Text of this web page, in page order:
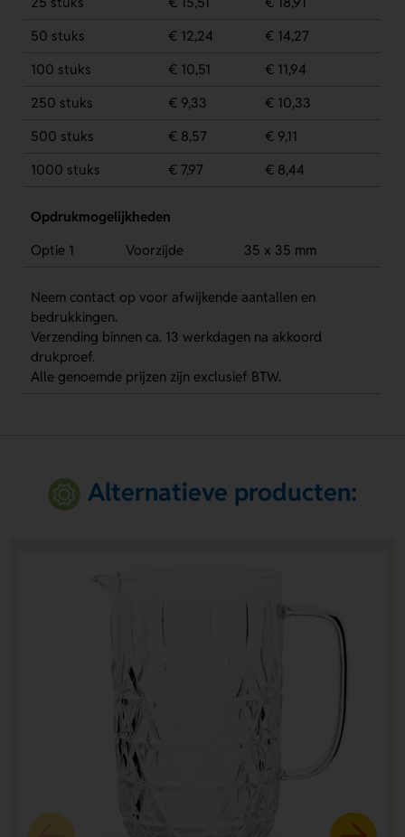
50 stuks
€ 12,24
€ 14,27
100 stuks
€ 10,51
€ 11,94
250 stuks
€ 9,33
€ 10,33
500 stuks
€ 8,57
€ 9,11
1000 stuks
€ 7,97 € 8,44
Opdrukmogelijkheden
Optie 1
Voorzijde 35 x 35 mm
Neem contact op voor afwijkende aantallen en
bedrukkingen.
Verzending binnen ca. 13 werkdagen na akkoord
drukproef.
Alle genoemde prijzen zijn exclusief BTW.
Alternatieve producten: